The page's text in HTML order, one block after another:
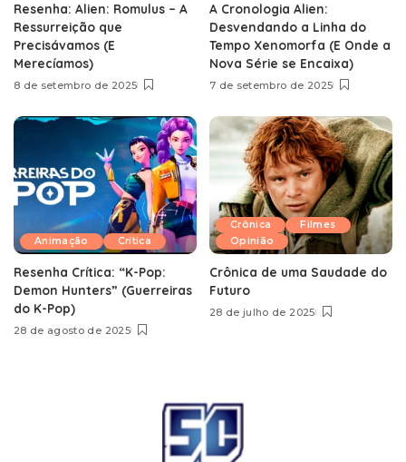
Resenha: Alien: Romulus – A
Ressurreição que
Precisávamos (E
Merecíamos)
8 de setembro de 2025
A Cronologia Alien:
Desvendando a Linha do
Tempo Xenomorfa (E Onde a
Nova Série se Encaixa)
7 de setembro de 2025
Animação Crítica
Resenha Crítica: “K-Pop:
Demon Hunters” (Guerreiras
do K-Pop)
28 de agosto de 2025
Crônica
Filmes
Opinião
Crônica de uma Saudade do
Futuro
28 de julho de 2025